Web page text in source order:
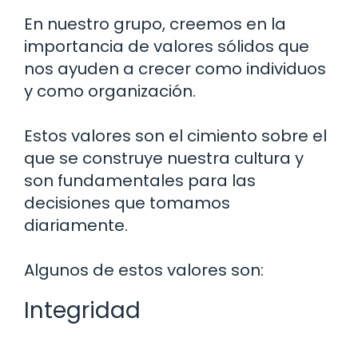
En nuestro grupo, creemos en la
importancia de valores sólidos que
nos ayuden a crecer como individuos
y como organización.
Estos valores son el cimiento sobre el
que se construye nuestra cultura y
son fundamentales para las
decisiones que tomamos
diariamente.
Algunos de estos valores son:
Integridad